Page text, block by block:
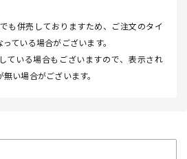
も併売しておりますため、ご注文のタイ
ている場合がございます。
ている場合もございますので、表示され
い場合がございます。